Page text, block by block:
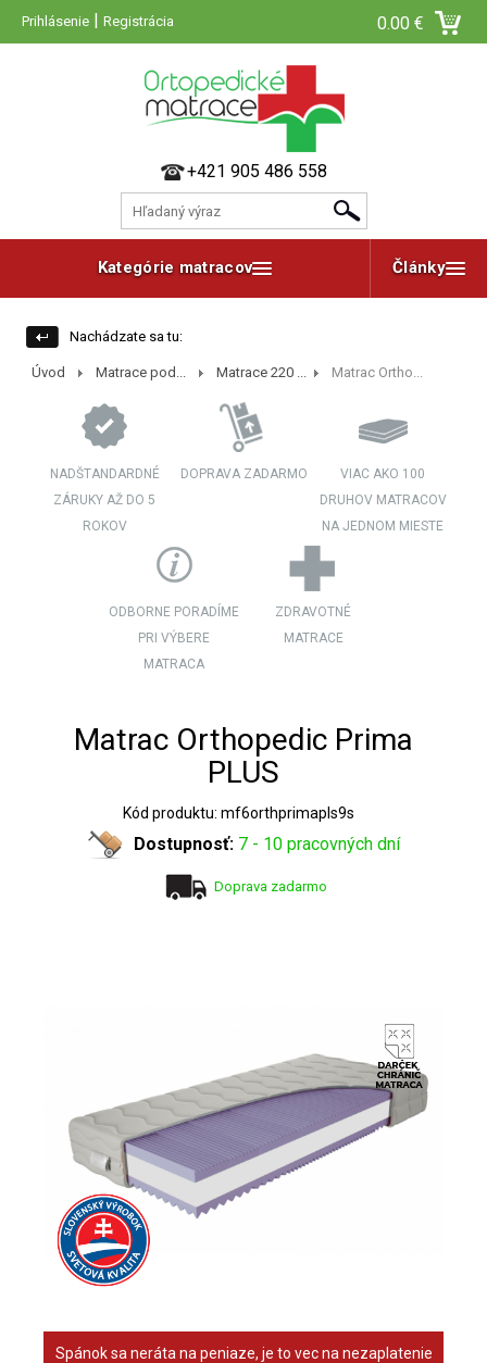
Prihlásenie | Registrácia 0.00 €
+421 905 486 558
Články
Kategórie matracov
Nachádzate sa tu:
Úvod Matrace pod... Matrace 220 ... Matrac Ortho...
NADŠTANDARDNÉ
ZÁRUKY AŽ DO 5
ROKOV
DOPRAVA ZADARMO
VIAC AKO 100
DRUHOV MATRACOV
NA JEDNOM MIESTE
ODBORNE PORADÍME
PRI VÝBERE
MATRACA
ZDRAVOTNÉ
MATRACE
Matrac Orthopedic Prima
PLUS
Kód produktu: mf6orthprimapls9s
Dostupnosť: 7 - 10 pracovných dní
Doprava zadarmo
Spánok sa neráta na peniaze, je to vec na nezaplatenie